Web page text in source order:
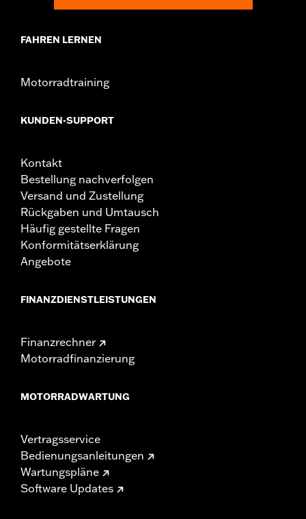
FAHREN LERNEN
Motorradtraining
KUNDEN-SUPPORT
Kontakt
Bestellung nachverfolgen
Versand und Zustellung
Rückgaben und Umtausch
Häufig gestellte Fragen
Konformitätserklärung
Angebote
FINANZDIENSTLEISTUNGEN
Finanzrechner
Motorradfinanzierung
MOTORRADWARTUNG
Vertragsservice
Bedienungsanleitungen
Wartungspläne
Software Updates